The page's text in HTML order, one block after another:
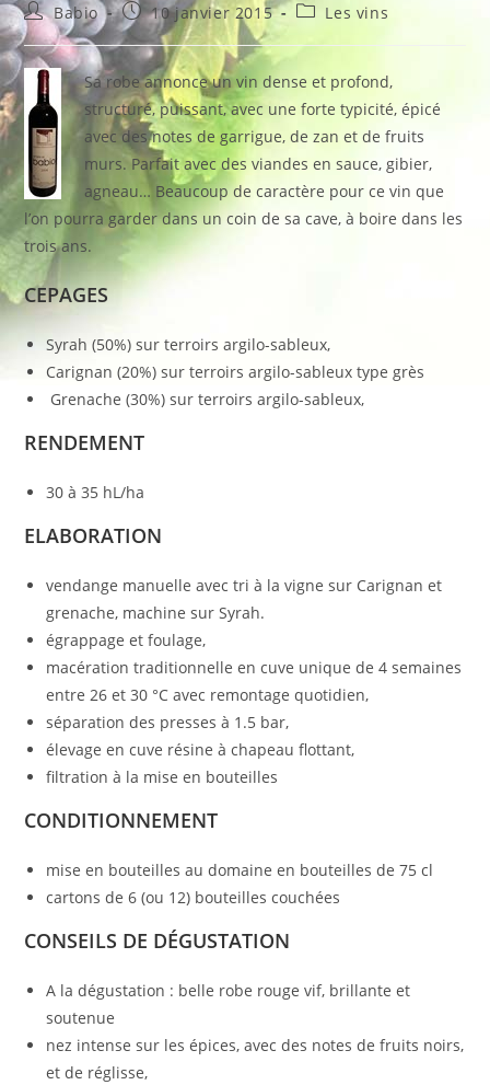
Auteur/autrice
de
la
publication :
Babio
Publication
publiée :
10 janvier 2015
PostLes vins
Sa robe annonce un vin dense et profond,
structuré, puissant, avec une forte typicité, épicé
avec des notes de garrigue, de zan et de fruits
murs. Parfait avec des viandes en sauce, gibier,
agneau… Beaucoup de caractère pour ce vin que
l’on pourra garder dans un coin de sa cave, à boire dans les
trois ans.
CEPAGES
Syrah (50%) sur terroirs argilo-sableux,
Carignan (20%) sur terroirs argilo-sableux type grès
Grenache (30%) sur terroirs argilo-sableux,
RENDEMENT
30 à 35 hL/ha
ELABORATION
vendange manuelle avec tri à la vigne sur Carignan et
grenache, machine sur Syrah.
égrappage et foulage,
macération traditionnelle en cuve unique de 4 semaines
entre 26 et 30 °C avec remontage quotidien,
séparation des presses à 1.5 bar,
élevage en cuve résine à chapeau flottant,
filtration à la mise en bouteilles
CONDITIONNEMENT
mise en bouteilles au domaine en bouteilles de 75 cl
cartons de 6 (ou 12) bouteilles couchées
CONSEILS DE DÉGUSTATION
A la dégustation : belle robe rouge vif, brillante et
soutenue
nez intense sur les épices, avec des notes de fruits noirs,
et de réglisse,